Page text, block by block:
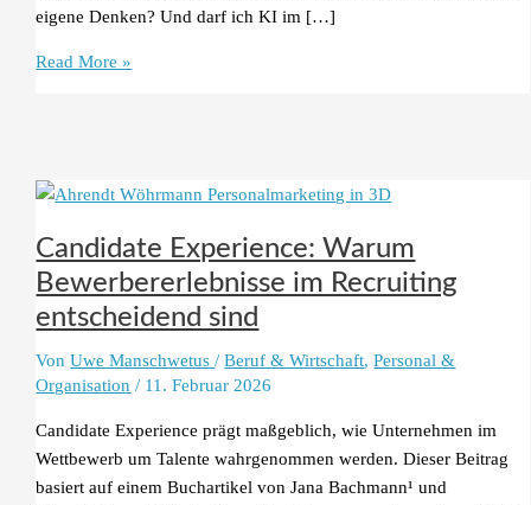
eigene Denken? Und darf ich KI im […]
Studieren
Read More »
Candidate Experience: Warum
Bewerbererlebnisse im Recruiting
entscheidend sind
VonUwe Manschwetus/Beruf & Wirtschaft,Personal &
Organisation / 11. Februar 2026
Candidate Experience prägt maßgeblich, wie Unternehmen im
Wettbewerb um Talente wahrgenommen werden. Dieser Beitrag
basiert auf einem Buchartikel von Jana Bachmann¹ und